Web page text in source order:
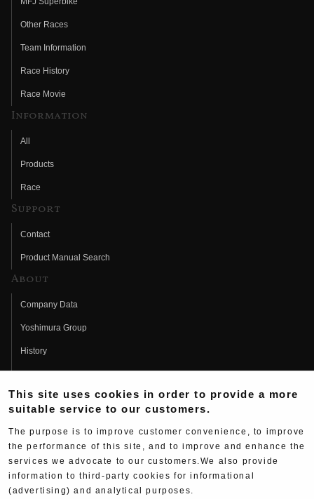
Other Races
Team Information
Race History
Race Movie
Information
All
Products
Race
Support
Contact
Product Manual Search
About
Company Data
Yoshimura Group
History
Fujio Yoshimura
Hideo Yoshimura
Yoshimura History
Yoshimura TV
This site uses cookies in order to provide a more
suitable service to our customers.
The purpose is to improve customer convenience, to improve
the performance of this site, and to improve and enhance the
services we advocate to our customers.We also provide
information to third-party cookies for informational
(advertising) and analytical purposes.